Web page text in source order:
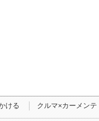
ける クルマ×カーメンテ